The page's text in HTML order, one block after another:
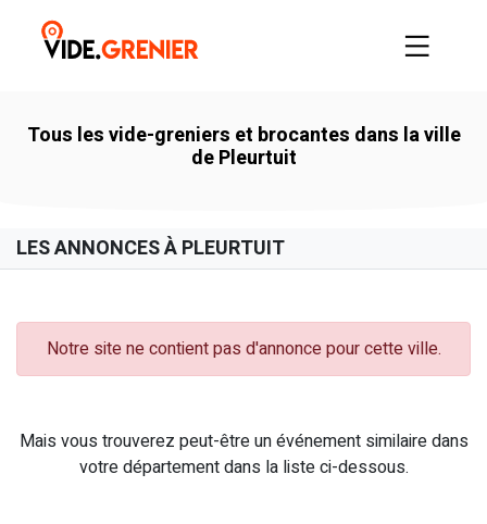
Tous les vide-greniers et brocantes dans la ville
de Pleurtuit
LES ANNONCES À PLEURTUIT
Notre site ne contient pas d'annonce pour cette ville.
Mais vous trouverez peut-être un événement similaire dans
votre département dans la liste ci-dessous.